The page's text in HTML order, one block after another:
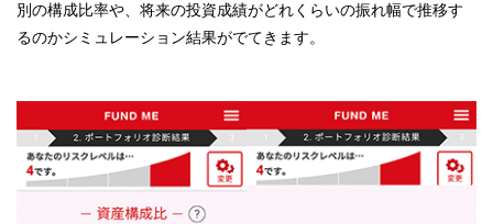
別の構成比率や、将来の投資成績がどれくらいの振れ幅で推移す
るのかシミュレーション結果がでてきます。